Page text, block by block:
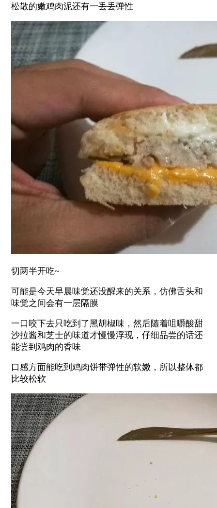
松散的嫩鸡肉泥还有一丢丢弹性
切两半开吃~
可能是今天早晨味觉还没醒来的关系，仿佛舌头和
味觉之间会有一层隔膜
一口咬下去只吃到了黑胡椒味，然后随着咀嚼酸甜
沙拉酱和芝士的味道才慢慢浮现，仔细品尝的话还
能尝到鸡肉的香味
口感方面能吃到鸡肉饼带弹性的软嫩，所以整体都
比较松软